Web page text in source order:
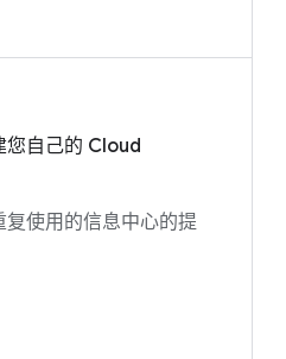
您自己的 Cloud
使用的信息中心的提